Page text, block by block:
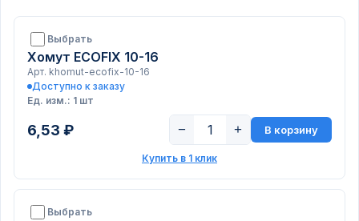
Выбрать
Хомут ECOFIX 10-16
Арт. khomut-ecofix-10-16
Доступно к заказу
Ед. изм.: 1 шт
6,53 ₽ − + В корзину
Купить в 1 клик
Выбрать